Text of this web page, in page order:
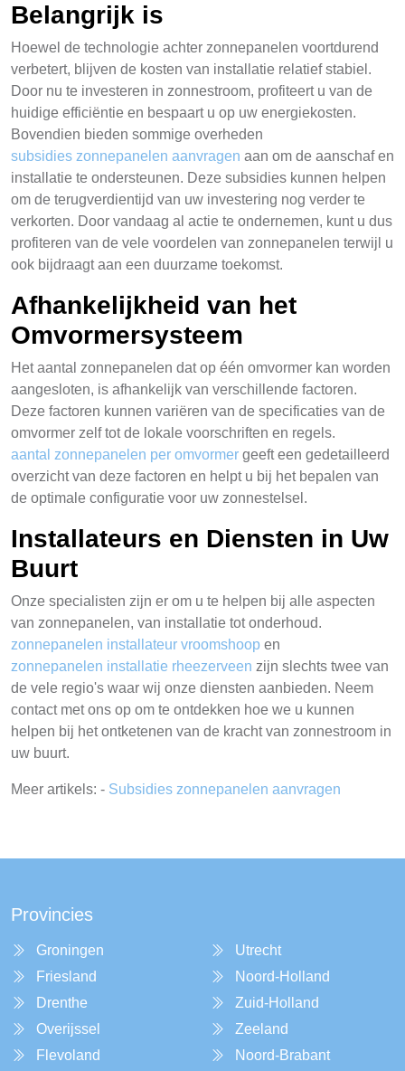
Belangrijk is
Hoewel de technologie achter zonnepanelen voortdurend
verbetert, blijven de kosten van installatie relatief stabiel.
Door nu te investeren in zonnestroom, profiteert u van de
huidige efficiëntie en bespaart u op uw energiekosten.
Bovendien bieden sommige overheden
subsidies zonnepanelen aanvragen aan om de aanschaf en
installatie te ondersteunen. Deze subsidies kunnen helpen
om de terugverdientijd van uw investering nog verder te
verkorten. Door vandaag al actie te ondernemen, kunt u dus
profiteren van de vele voordelen van zonnepanelen terwijl u
ook bijdraagt aan een duurzame toekomst.
Afhankelijkheid van het
Omvormersysteem
Het aantal zonnepanelen dat op één omvormer kan worden
aangesloten, is afhankelijk van verschillende factoren.
Deze factoren kunnen variëren van de specificaties van de
omvormer zelf tot de lokale voorschriften en regels.
aantal zonnepanelen per omvormer geeft een gedetailleerd
overzicht van deze factoren en helpt u bij het bepalen van
de optimale configuratie voor uw zonnestelsel.
Installateurs en Diensten in Uw
Buurt
Onze specialisten zijn er om u te helpen bij alle aspecten
van zonnepanelen, van installatie tot onderhoud.
zonnepanelen installateur vroomshoop en
zonnepanelen installatie rheezerveen zijn slechts twee van
de vele regio's waar wij onze diensten aanbieden. Neem
contact met ons op om te ontdekken hoe we u kunnen
helpen bij het ontketenen van de kracht van zonnestroom in
uw buurt.
Meer artikels: - Subsidies zonnepanelen aanvragen
Provincies
Groningen
Friesland
Drenthe
Overijssel
Flevoland
Utrecht
Noord-Holland
Zuid-Holland
Zeeland
Noord-Brabant